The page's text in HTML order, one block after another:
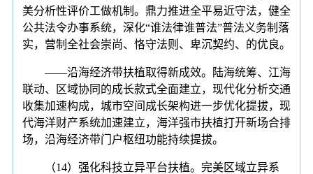
美分析性评价工做机制。鼎力推进全平易近守法，健全
公共法令办事系统，深化“谁法律谁普法”普法义务制落
实，营制全社会崇尚、恪守法则、卑沉契约、的优良。
——沿海经济带扶植取得新成效。陆海统筹、江海
联动、区域协同的成长款式全面建立，现代化分析交通
收集加速构成，城市空间成长架构进一步优化提拔，现
代海洋财产系统加速建立，海洋强市扶植打开新场合排
场，沿海经济带门户枢纽功能持续提拔。
（14）强化科技立异平台扶植。完美区域立异系